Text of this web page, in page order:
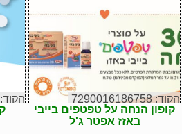
הקוד: 7290016186758
קופון הנחה על טפטפים בייבי
באזז אפטר ג'ל
הקוד: 7290014962408